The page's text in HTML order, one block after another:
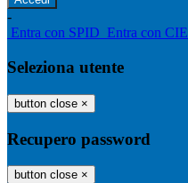
-
Entra con SPID Entra con CIE
Seleziona utente
button close ×
Recupero password
button close ×